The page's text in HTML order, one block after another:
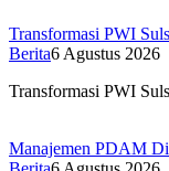
Transformasi PWI
Berita6 Agustus 2026
Transformasi PWI
Manajemen PDAM